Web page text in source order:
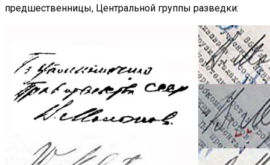
предшественницы, Центральной группы разведки: